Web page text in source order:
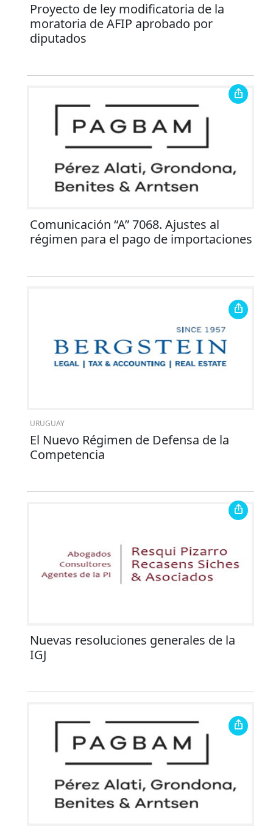
Proyecto de ley modificatoria de la
moratoria de AFIP aprobado por
diputados
Comunicación “A” 7068. Ajustes al
régimen para el pago de importaciones
URUGUAY
El Nuevo Régimen de Defensa de la
Competencia
Nuevas resoluciones generales de la
IGJ